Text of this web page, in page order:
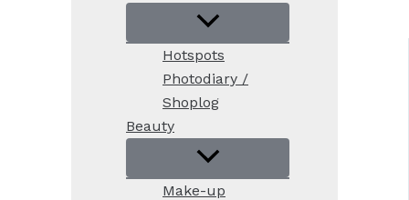
Hotspots
Photodiary /
Shoplog
Beauty
Make-up